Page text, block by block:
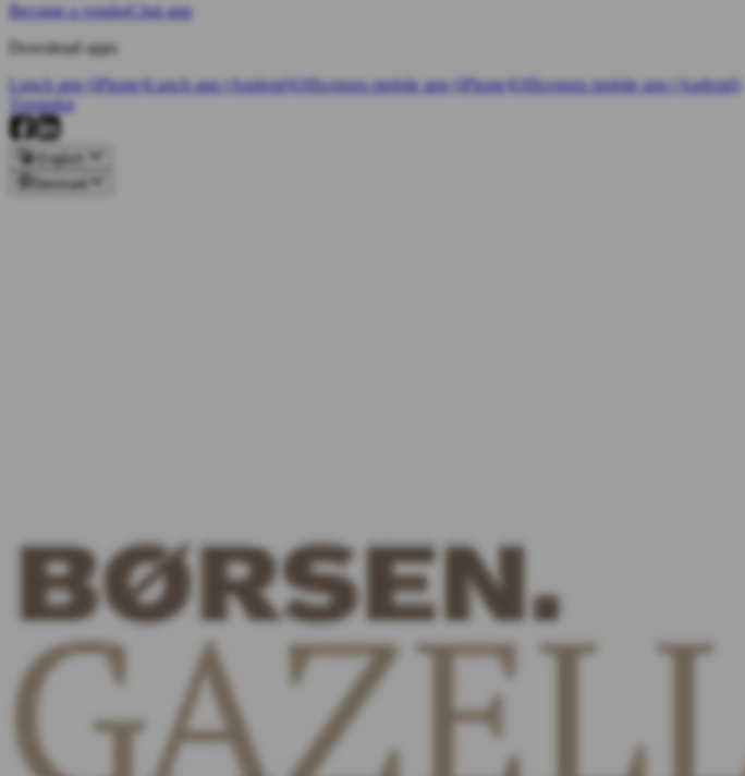
Become a vendorChat app
Download apps
Lunch app (iPhone)Lunch app (Android)Officeguru mobile app (iPhone)Officeguru mobile app (Android)
Trustpilot
English
Denmark